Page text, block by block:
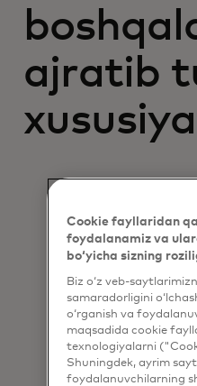
ajratib
Cookie fayllaridan
foydalanamiz va
bo‘yicha sizning
Biz o‘z veb-
samaradorligini
o‘rganish va
maqsadida cookie
texnologiyalarni
Shuningdek, ayrim
foydalanuvchilarning